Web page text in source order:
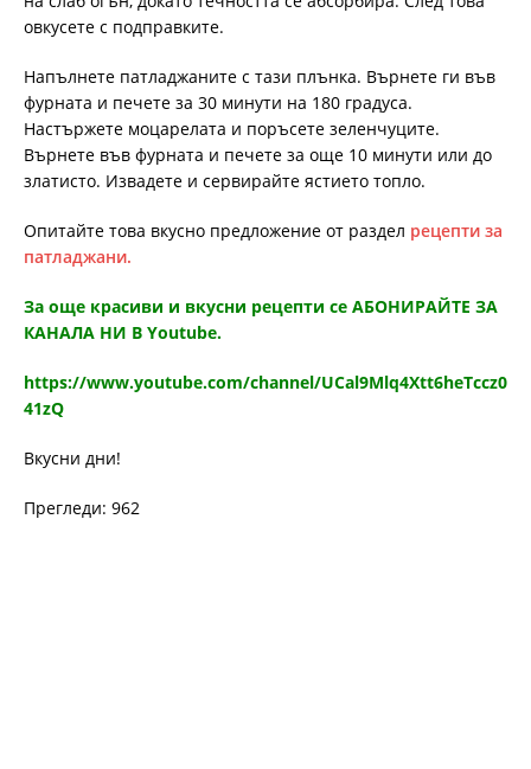
овкусете с подправките.
Напълнете патладжаните с тази плънка. Върнете ги във
фурната и печете за 30 минути на 180 градуса.
Настържете моцарелата и поръсете зеленчуците.
Върнете във фурната и печете за още 10 минути или до
златисто. Извадете и сервирайте ястието топло.
Опитайте това вкусно предложение от раздел рецепти за
патладжани.
За още красиви и вкусни рецепти се АБОНИРАЙТЕ ЗА
КАНАЛА НИ В Youtube.
https://www.youtube.com/channel/UCal9Mlq4Xtt6heTccz0
41zQ
Вкусни дни!
Прегледи: 962